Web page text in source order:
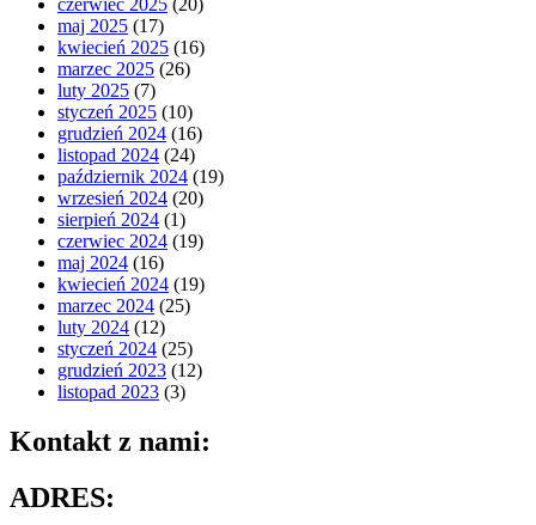
maj 2025 (17)
kwiecień 2025 (16)
marzec 2025 (26)
luty 2025 (7)
styczeń 2025 (10)
grudzień 2024 (16)
listopad 2024 (24)
październik 2024 (19)
wrzesień 2024 (20)
sierpień 2024 (1)
czerwiec 2024 (19)
maj 2024 (16)
kwiecień 2024 (19)
marzec 2024 (25)
luty 2024 (12)
styczeń 2024 (25)
grudzień 2023 (12)
listopad 2023 (3)
Kontakt z nami:
ADRES: